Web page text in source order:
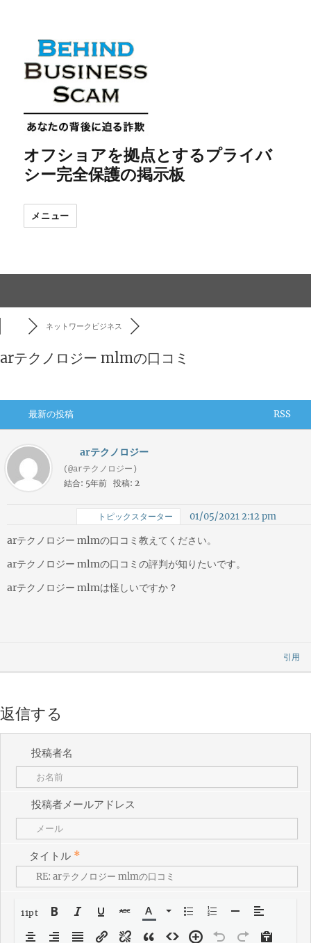
オフショアを拠点とするプライバ
シー完全保護の掲示板
メニュー
ネットワークビジネス
arテクノロジー mlmの口コミ
最新の投稿 RSS
arテクノロジー
(@arテクノロジー)
結合: 5年前 投稿: 2
トピックスターター 01/05/2021 2:12 pm
arテクノロジー mlmの口コミ教えてください。
arテクノロジー mlmの口コミの評判が知りたいです。
arテクノロジー mlmは怪しいですか？
引用
返信する
投稿者名
投稿者メールアドレス
タイトル *
11pt